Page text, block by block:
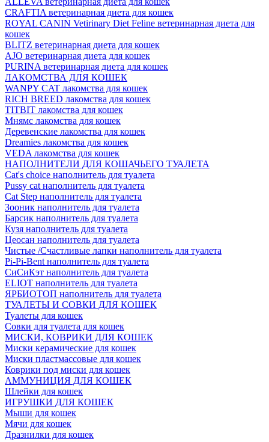
CRAFTIA ветеринарная диета для кошек
ROYAL CANIN Vetirinary Diet Feline ветеринарная диета для
кошек
BLITZ ветеринарная диета для кошек
AJO ветеринарная диета для кошек
PURINA ветеринарная диета для кошек
ЛАКОМСТВА ДЛЯ КОШЕК
WANPY CAT лакомства для кошек
RICH BREED лакомства для кошек
TITBIT лакомства для кошек
Мнямс лакомства для кошек
Деревенские лакомства для кошек
Dreamies лакомства для кошек
VEDA лакомства для кошек
НАПОЛНИТЕЛИ ДЛЯ КОШАЧЬЕГО ТУАЛЕТА
Cat's choice наполнитель для туалета
Pussy cat наполнитель для туалета
Cat Step наполнитель для туалета
Зооник наполнитель для туалета
Барсик наполнитель для туалета
Кузя наполнитель для туалета
Цеосан наполнитель для туалета
Чистые /Счастливые лапки наполнитель для туалета
Pi-Pi-Bent наполнитель для туалета
СиСиКэт наполнитель для туалета
ELIOT наполнитель для туалета
ЯРБИОТОП наполнитель для туалета
ТУАЛЕТЫ И СОВКИ ДЛЯ КОШЕК
Туалеты для кошек
Совки для туалета для кошек
МИСКИ, КОВРИКИ ДЛЯ КОШЕК
Миски керамические для кошек
Миски пластмассовые для кошек
Коврики под миски для кошек
АММУНИЦИЯ ДЛЯ КОШЕК
Шлейки для кошек
ИГРУШКИ ДЛЯ КОШЕК
Мыши для кошек
Мячи для кошек
Дразнилки для кошек